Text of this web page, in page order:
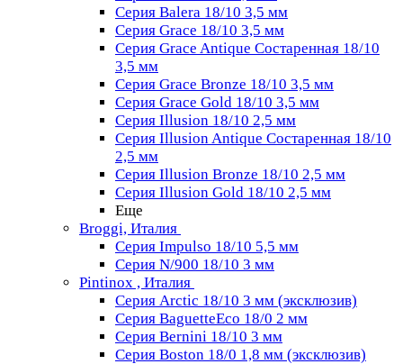
Серия Balera 18/10 3,5 мм
Серия Grace 18/10 3,5 мм
Серия Grace Antique Состаренная 18/10
3,5 мм
Серия Grace Bronze 18/10 3,5 мм
Серия Grace Gold 18/10 3,5 мм
Серия Illusion 18/10 2,5 мм
Серия Illusion Antique Состаренная 18/10
2,5 мм
Серия Illusion Bronze 18/10 2,5 мм
Серия Illusion Gold 18/10 2,5 мм
Еще
Broggi, Италия
Серия Impulso 18/10 5,5 мм
Серия N/900 18/10 3 мм
Pintinox , Италия
Серия Arctic 18/10 3 мм (эксклюзив)
Серия BaguetteEco 18/0 2 мм
Серия Bernini 18/10 3 мм
Серия Boston 18/0 1,8 мм (эксклюзив)